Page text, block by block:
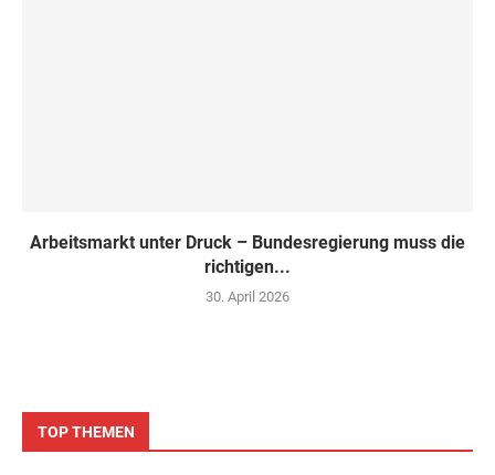
Arbeitsmarkt unter Druck – Bundesregierung muss die
richtigen...
30. April 2026
TOP THEMEN